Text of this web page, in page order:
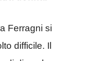
Ferragni si
difficile. Il